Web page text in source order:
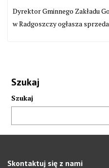
Dyrektor Gminnego Zakładu
w Radgoszczy ogłasza
Szukaj
Szukaj
Skontaktuj się z nami